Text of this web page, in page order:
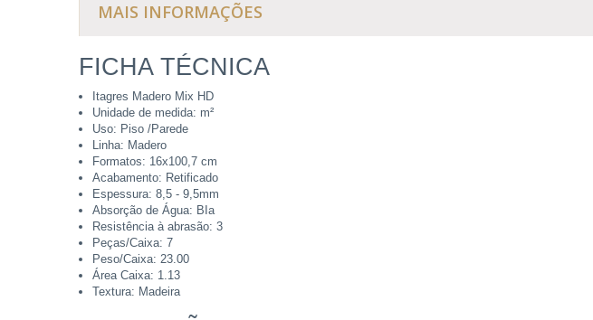
MAIS INFORMAÇÕES
FICHA TÉCNICA
Itagres Madero Mix HD
Unidade de medida: m²
Uso: Piso /Parede
Linha: Madero
Formatos: 16x100,7 cm
Acabamento: Retificado
Espessura: 8,5 - 9,5mm
Absorção de Água: BIa
Resistência à abrasão: 3
Peças/Caixa: 7
Peso/Caixa: 23.00
Área Caixa: 1.13
Textura: Madeira